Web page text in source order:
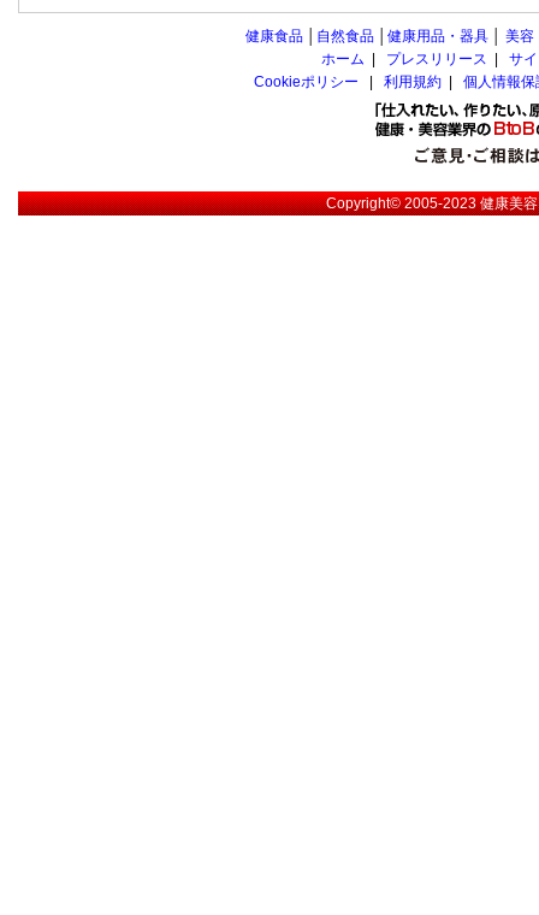
健康食品 自然食品 健康用品・器具 美容
ホーム
プレスリリース
サ
Cookieポリシー
利用規約 個人情報
Copyright© 2005-2023健康美